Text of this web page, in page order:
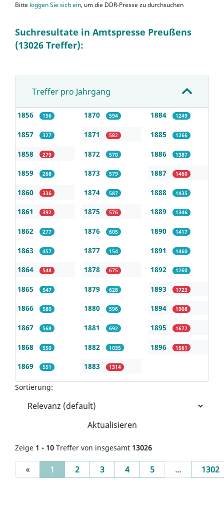
Bitte loggen Sie sich ein, um die DDR-Presse zu durchsuchen
Suchresultate in Amtspresse Preußens
(13026 Treffer):
Treffer pro Jahrgang
1856 156
1857 327
1858 279
1859 268
1860 336
1861 392
1862 277
1863 457
1864 548
1865 547
1866 580
1867 568
1868 550
1869 551
1870 594
1871 582
1872 570
1873 579
1874 587
1875 576
1876 605
1877 154
1878 675
1879 628
1880 596
1881 692
1882 1035
1883 1314
1884 1249
1885 1266
1886 1387
1887 1460
1888 1435
1889 1346
1890 1417
1891 1460
1892 1260
1893 1723
1894 1908
1895 1672
1896 1561
Sortierung:
Aktualisieren
Zeige 1 - 10 Treffer von insgesamt 13026
« 1 (current)
2 3 4 5 ... 1302